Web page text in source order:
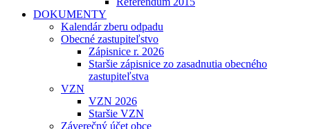
DOKUMENTY
Kalendár zberu odpadu
Obecné zastupiteľstvo
Zápisnice r. 2026
Staršie zápisnice zo zasadnutia obecného
zastupiteľstva
VZN
VZN 2026
Staršie VZN
Záverečný účet obce